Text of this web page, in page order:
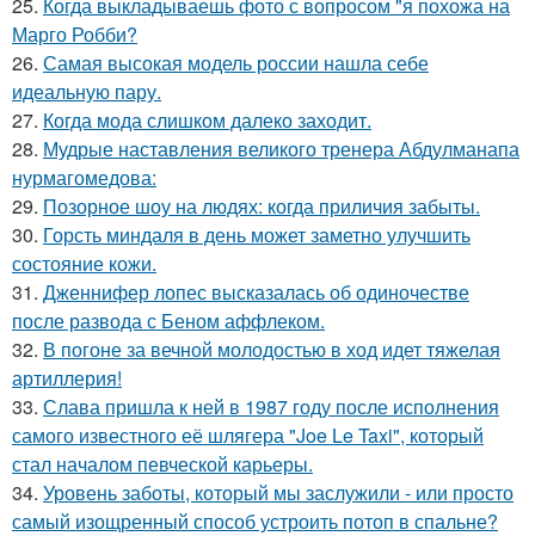
Марго Робби?
26. Самая высокая модель россии нашла себе
идеальную пару.
27. Когда мода слишком далеко заходит.
28. Мудрые наставления великого тренера Абдулманапа
нурмагомедова:
29. Позорное шоу на людях: когда приличия забыты.
30. Горсть миндаля в день может заметно улучшить
состояние кожи.
31. Дженнифер лопес высказалась об одиночестве
после развода с Беном аффлеком.
32. В погоне за вечной молодостью в ход идет тяжелая
артиллерия!
33. Слава пришла к ней в 1987 году после исполнения
самого известного её шлягера "Joe Le Taxi", который
стал началом певческой карьеры.
34. Уровень заботы, который мы заслужили - или просто
самый изощренный способ устроить потоп в спальне?